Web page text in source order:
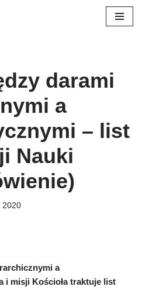
darami
a
– list
Nauki
2020
a
i misji Kościoła traktuje list